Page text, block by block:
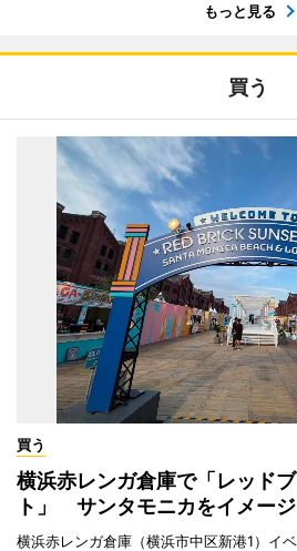
もっと見る
買う
買う
横浜赤レンガ倉庫で「レッド
ト」 サンタモニカをイメー
横浜赤レンガ倉庫（横浜市中区新港1）イ